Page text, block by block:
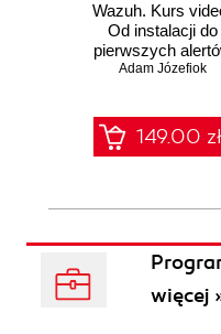
Wazuh. Kurs
Od instalacji do
pierwszych
Adam Józefiok
149.00 zł
więcej